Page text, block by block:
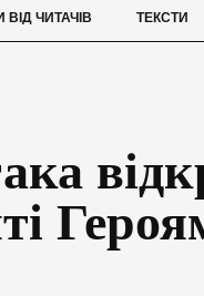
ЧИТАЧІВ ТЕКСТИ